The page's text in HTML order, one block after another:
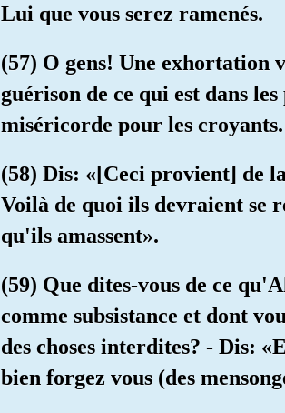
Lui que vous serez ramenés.
(57) O gens! Une exhortation
guérison de ce qui est dans
miséricorde pour les croyants.
(58) Dis: «[Ceci provient] de
Voilà de quoi ils devraient se
qu'ils amassent».
(59) Que dites-vous de ce
comme subsistance et dont
des choses interdites? - Dis:
bien forgez vous (des